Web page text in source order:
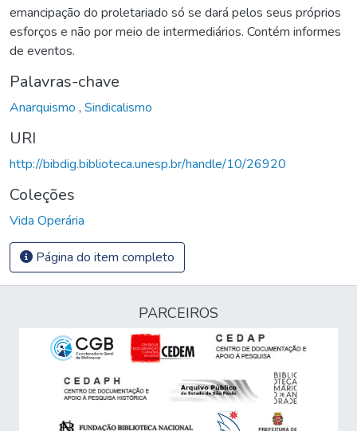
emancipação do proletariado só se dará pelos seus próprios
esforços e não por meio de intermediários. Contém informes
de eventos.
Palavras-chave
Anarquismo , Sindicalismo
URI
http://bibdig.biblioteca.unesp.br/handle/10/26920
Coleções
Vida Operária
Página do item completo
PARCEIROS